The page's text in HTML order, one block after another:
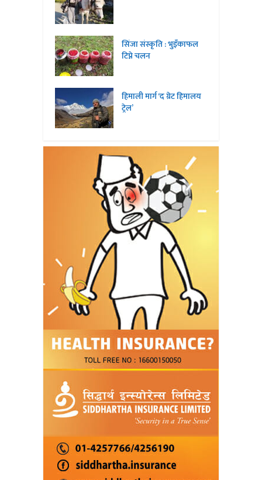
सिंजा संस्कृति : भुइँकाफल
टिप्ने चलन
हिमाली मार्ग ‘द ग्रेट हिमालय
ट्रेल’